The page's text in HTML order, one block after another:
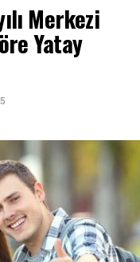
Konuk Etti
Merkezi
Yatay